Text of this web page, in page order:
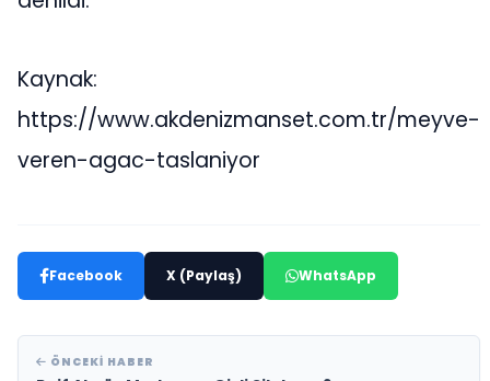
Kaynak:
https://www.akdenizmanset.com.tr/meyve-
veren-agac-taslaniyor
Facebook X (Paylaş) WhatsApp
ÖNCEKI HABER